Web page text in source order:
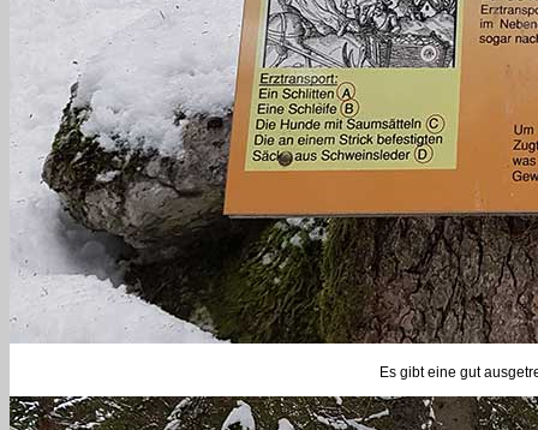
Es gibt eine gut